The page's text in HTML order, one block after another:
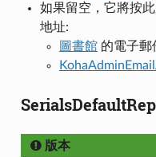
如果留空，它將按
地址:
圖書館的電子郵
版本